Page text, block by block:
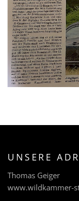
UNSERE
Thomas Geiger
www.wildkammer-